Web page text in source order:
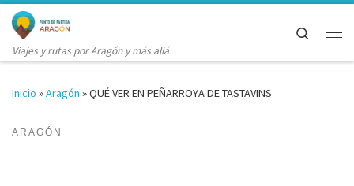
Saltar al contenido
Viajes y rutas por Aragón y más allá
Search
Inicio »Aragón »QUÉ VER EN PEÑARROYA DE TASTAVINS
ARAGÓN